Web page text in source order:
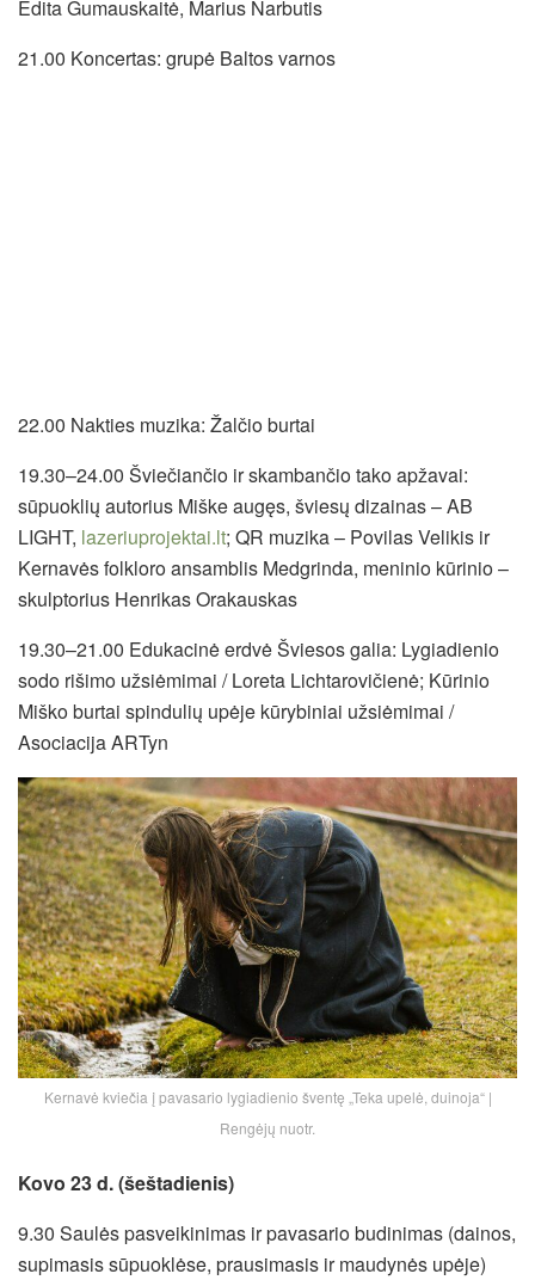
Edita Gumauskaitė, Marius Narbutis
21.00 Koncertas: grupė Baltos varnos
22.00 Nakties muzika: Žalčio burtai
19.30–24.00 Šviečiančio ir skambančio tako apžavai:
sūpuoklių autorius Miške augęs, šviesų dizainas – AB
LIGHT, lazeriuprojektai.lt; QR muzika – Povilas Velikis ir
Kernavės folkloro ansamblis Medgrinda, meninio kūrinio –
skulptorius Henrikas Orakauskas
19.30–21.00 Edukacinė erdvė Šviesos galia: Lygiadienio
sodo rišimo užsiėmimai / Loreta Lichtarovičienė; Kūrinio
Miško burtai spindulių upėje kūrybiniai užsiėmimai /
Asociacija ARTyn
Kernavė kviečia į pavasario lygiadienio šventę „Teka upelė, duinoja“ |
Rengėjų nuotr.
Kovo 23 d. (šeštadienis)
9.30 Saulės pasveikinimas ir pavasario budinimas (dainos,
supimasis sūpuoklėse, prausimasis ir maudynės upėje)